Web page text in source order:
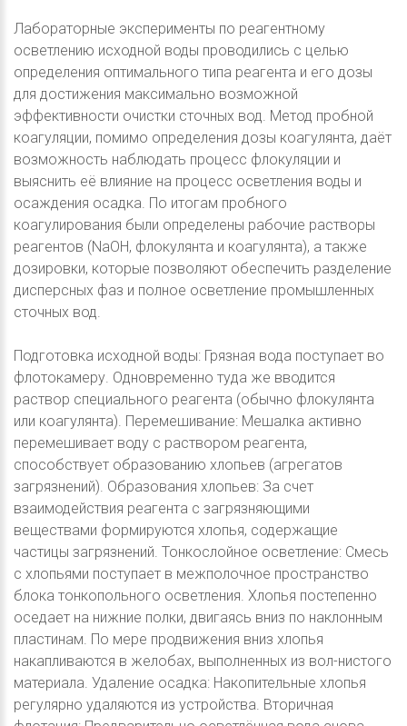
Лабораторные эксперименты по реагентному
осветлению исходной воды проводились с целью
определения оптимального типа реагента и его дозы
для достижения максимально возможной
эффективности очистки сточных вод. Метод пробной
коагуляции, помимо определения дозы коагулянта, даёт
возможность наблюдать процесс флокуляции и
выяснить её влияние на процесс осветления воды и
осаждения осадка. По итогам пробного
коагулирования были определены рабочие растворы
реагентов (NaOH, флокулянта и коагулянта), а также
дозировки, которые позволяют обеспечить разделение
дисперсных фаз и полное осветление промышленных
сточных вод.
Подготовка исходной воды: Грязная вода поступает во
флотокамеру. Одновременно туда же вводится
раствор специального реагента (обычно флокулянта
или коагулянта). Перемешивание: Мешалка активно
перемешивает воду с раствором реагента,
способствует образованию хлопьев (агрегатов
загрязнений). Образования хлопьев: За счет
взаимодействия реагента с загрязняющими
веществами формируются хлопья, содержащие
частицы загрязнений. Тонкослойное осветление: Смесь
с хлопьями поступает в межполочное пространство
блока тонкопольного осветления. Хлопья постепенно
оседает на нижние полки, двигаясь вниз по наклонным
пластинам. По мере продвижения вниз хлопья
накапливаются в желобах, выполненных из вол-нистого
материала. Удаление осадка: Накопительные хлопья
регулярно удаляются из устройства. Вторичная